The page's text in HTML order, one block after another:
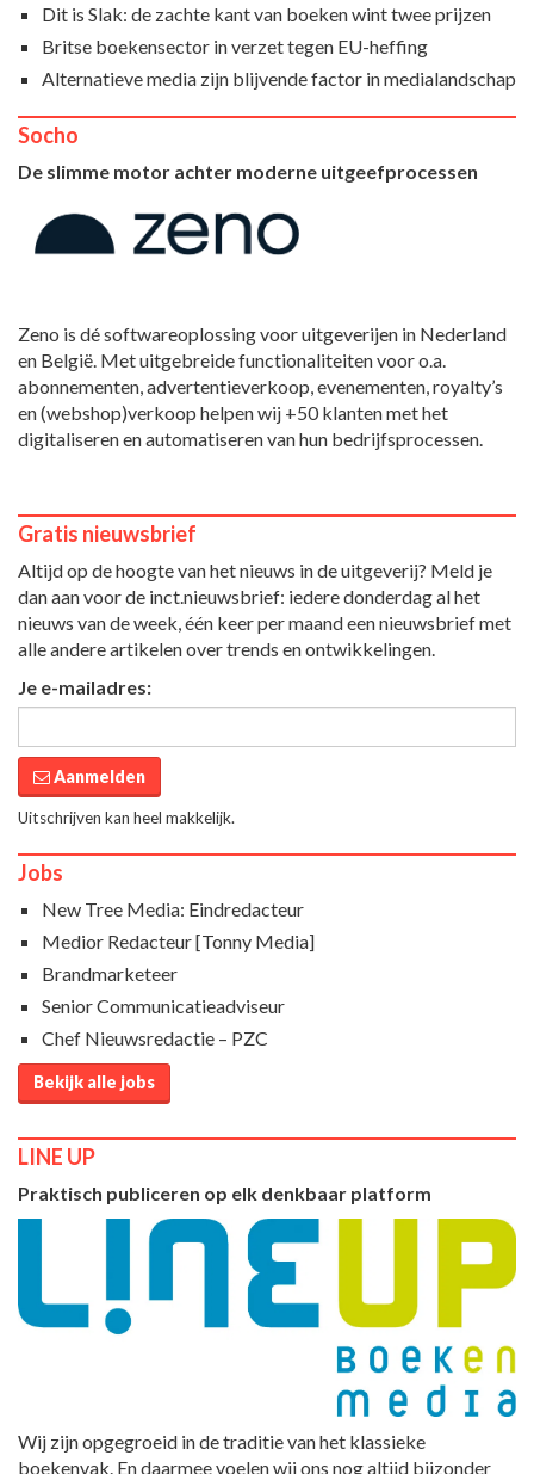
Dit is Slak: de zachte kant van boeken wint twee prijzen
Britse boekensector in verzet tegen EU-heffing
Alternatieve media zijn blijvende factor in medialandschap
Socho
De slimme motor achter moderne uitgeefprocessen
Zeno is dé softwareoplossing voor uitgeverijen in Nederland
en België. Met uitgebreide functionaliteiten voor o.a.
abonnementen, advertentieverkoop, evenementen, royalty’s
en (webshop)verkoop helpen wij +50 klanten met het
digitaliseren en automatiseren van hun bedrijfsprocessen.
Gratis nieuwsbrief
Altijd op de hoogte van het nieuws in de uitgeverij? Meld je
dan aan voor de inct.nieuwsbrief: iedere donderdag al het
nieuws van de week, één keer per maand een nieuwsbrief met
alle andere artikelen over trends en ontwikkelingen.
Je e-mailadres:
Aanmelden
Uitschrijven kan heel makkelijk.
Jobs
New Tree Media: Eindredacteur
Medior Redacteur [Tonny Media]
Brandmarketeer
Senior Communicatieadviseur
Chef Nieuwsredactie – PZC
Bekijk alle jobs
LINE UP
Praktisch publiceren op elk denkbaar platform
Wij zijn opgegroeid in de traditie van het klassieke
boekenvak. En daarmee voelen wij ons nog altijd bijzonder